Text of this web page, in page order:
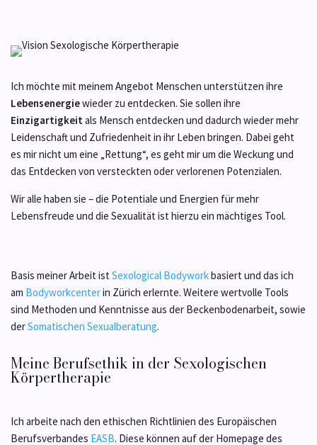
Ich möchte mit meinem Angebot Menschen unterstützen ihre
Lebensenergiewieder zu entdecken. Sie sollen ihre
Einzigartigkeitals Mensch entdecken und dadurch wieder mehr
Leidenschaft und Zufriedenheit in ihr Leben bringen. Dabei geht
es mir nicht um eine „Rettung“, es geht mir um die Weckung und
das Entdecken von versteckten oder verlorenen Potenzialen.
Wir alle haben sie – die Potentiale und Energien für mehr
Lebensfreude und die Sexualität ist hierzu ein mächtiges Tool.
Basis meiner Arbeit istSexological Bodyworkbasiert und das ich
am Bodyworkcenterin Zürich erlernte. Weitere wertvolle Tools
sind Methoden und Kenntnisse aus der Beckenbodenarbeit, sowie
derSomatischen Sexualberatung.
Meine Berufsethik in der Sexologischen
Körpertherapie
Ich arbeite nach den ethischen Richtlinien des Europäischen
Berufsverbandes EASB. Diese können auf der Homepage des